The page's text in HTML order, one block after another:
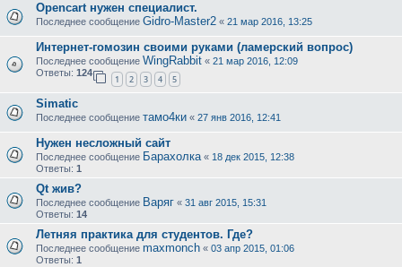
Opencart нужен специалист.
Последнее сообщение Gidro-Master2 « 21 мар 2016, 13:25
Интернет-гомозин своими руками (ламерский вопрос)
Последнее сообщение WingRabbit « 21 мар 2016, 12:09
Ответы: 124
1 2 3 4 5
Simatic
Последнее сообщение тамо4ки « 27 янв 2016, 12:41
Нужен несложный сайт
Последнее сообщение Барахолка « 18 дек 2015, 12:38
Ответы: 1
Qt жив?
Последнее сообщение Варяг « 31 авг 2015, 15:31
Ответы: 14
Летняя практика для студентов. Где?
Последнее сообщение maxmonch « 03 апр 2015, 01:06
Ответы: 1